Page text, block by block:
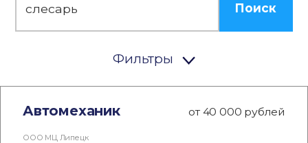
Поиск
Фильтры
Автомеханик от 40 000 рублей
ООО МЦ Липецк